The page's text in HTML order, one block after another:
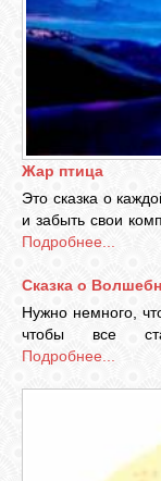
Жар птица
Это сказка о
и забыть свои
Подробнее...
Сказка о
Нужно немного,
чтобы все
Подробнее...